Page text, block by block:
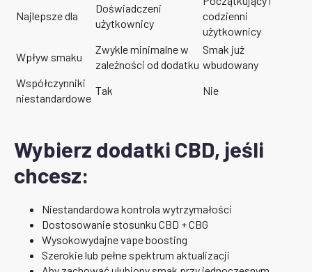
Najlepsze dla
Doświadczeni
użytkownicy
codzienni
użytkownicy
Wpływ smaku
Zwykle minimalne w
zależności od dodatku
Smak już
wbudowany
Współczynniki
niestandardowe
Tak Nie
Wybierz dodatki CBD, jeśli
chcesz:
Niestandardowa kontrola wytrzymałości
Dostosowanie stosunku CBD + CBG
Wysokowydajne vape boosting
Szerokie lub pełne spektrum aktualizacji